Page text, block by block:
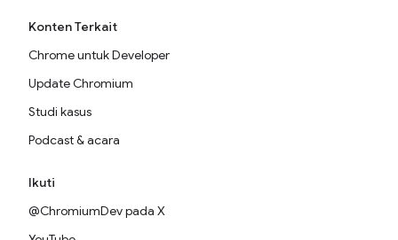
Konten Terkait
Chrome untuk Developer
Update Chromium
Studi kasus
Podcast & acara
Ikuti
@ChromiumDev pada X